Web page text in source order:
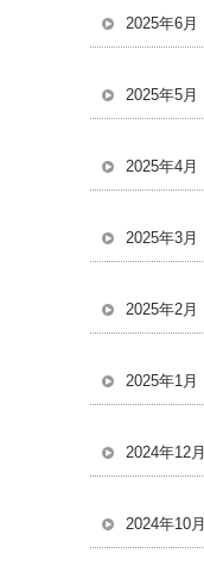
2025年6月
2025年5月
2025年4月
2025年3月
2025年2月
2025年1月
2024年12月
2024年10月